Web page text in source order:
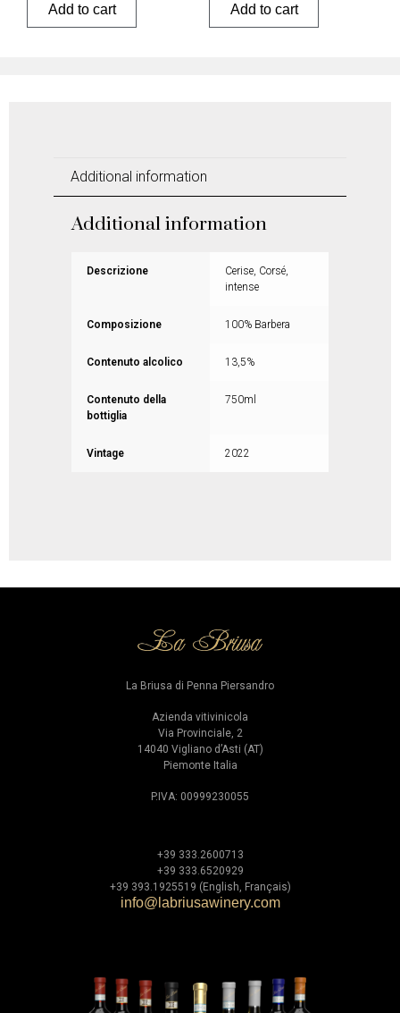
Add to cart Add to cart
Additional information
Additional information
Descrizione
Cerise, Corsé,
intense
Composizione 100% Barbera
Contenuto alcolico 13,5%
Contenuto della
bottiglia
750ml
Vintage 2022
La Briusa di Penna Piersandro
Azienda vitivinicola
Via Provinciale, 2
14040 Vigliano d’Asti (AT)
Piemonte Italia
P.IVA: 00999230055
+39 333.2600713
+39 333.6520929
+39 393.1925519 (English, Français)
info@labriusawinery.com